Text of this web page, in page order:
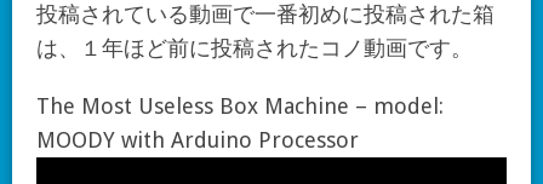
投稿されている動画で一番初めに投稿された箱
は、１年ほど前に投稿されたコノ動画です。
The Most Useless Box Machine – model:
MOODY with Arduino Processor